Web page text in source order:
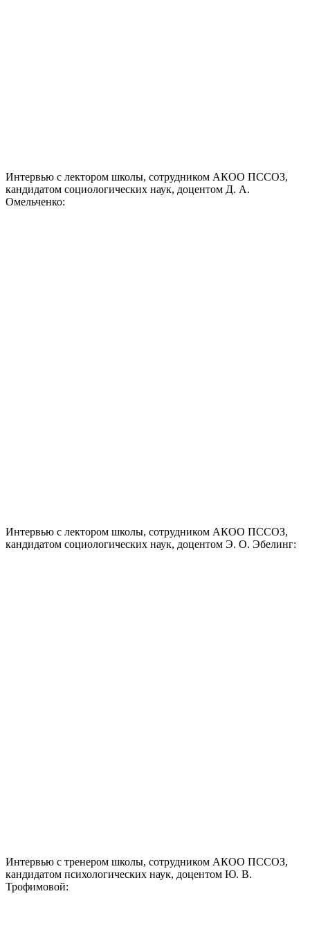
Интервью с лектором школы, сотрудником АКОО ПССОЗ,
кандидатом социологических наук, доцентом Д. А.
Омельченко:
Интервью с лектором школы, сотрудником АКОО ПССОЗ,
кандидатом социологических наук, доцентом Э. О. Эбелинг:
Интервью с тренером школы, сотрудником АКОО ПССОЗ,
кандидатом психологических наук, доцентом Ю. В.
Трофимовой: